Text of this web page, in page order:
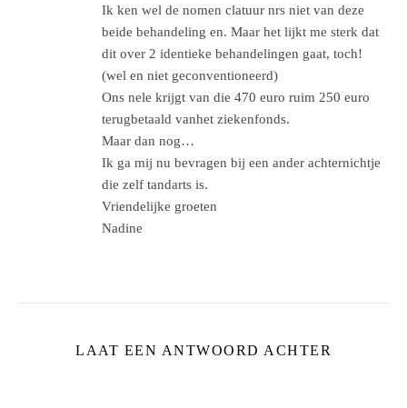
Ik ken wel de nomen clatuur nrs niet van deze
beide behandeling en. Maar het lijkt me sterk dat
dit over 2 identieke behandelingen gaat, toch!
(wel en niet geconventioneerd)
Ons nele krijgt van die 470 euro ruim 250 euro
terugbetaald vanhet ziekenfonds.
Maar dan nog…
Ik ga mij nu bevragen bij een ander achternichtje
die zelf tandarts is.
Vriendelijke groeten
Nadine
LAAT EEN ANTWOORD ACHTER